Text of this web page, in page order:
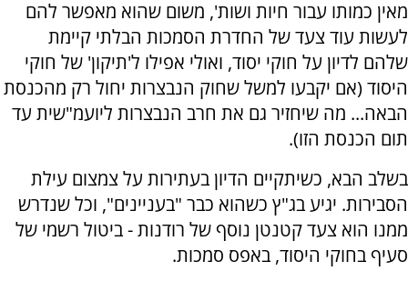
מאין כמותו עבור חיות ושות', משום שהוא מאפשר להם
לעשות עוד צעד של החדרת הסמכות הבלתי קיימת
שלהם לדיון על חוקי יסוד, ואולי אפילו ל'תיקון' של חוקי
היסוד (אם יקבעו למשל שחוק הנבצרות יחול רק מהכנסת
הבאה... מה שיחזיר גם את חרב הנבצרות ליועמ"שית עד
תום הכנסת הזו).
בשלב הבא, כשיתקיים הדיון בעתירות על צמצום עילת
הסבירות. יגיע בג"ץ כשהוא כבר "בעניינים", וכל שנדרש
ממנו הוא צעד קטנטן נוסף של רודנות - ביטול רשמי של
סעיף בחוקי היסוד, באפס סמכות.